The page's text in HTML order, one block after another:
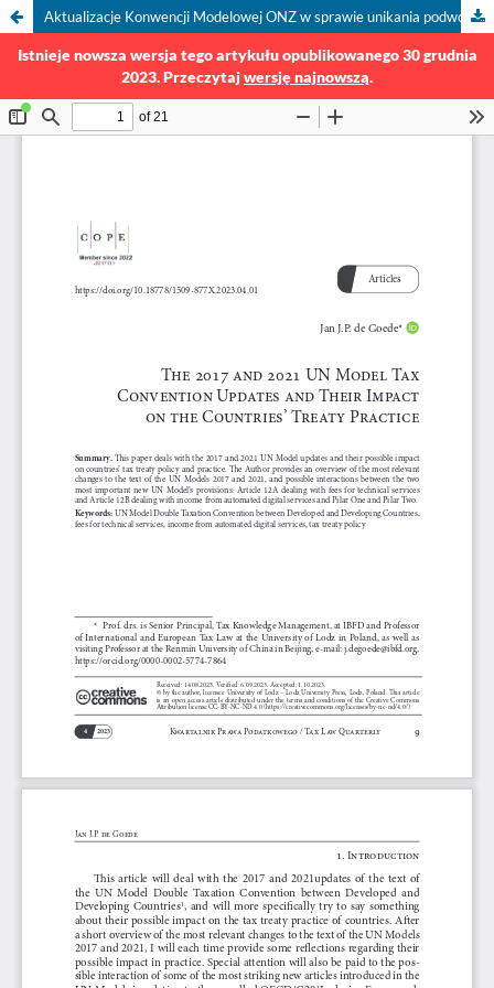
Aktualizacje Konwencji Modelowej ONZ w sprawie unikania podwójnego opodatkowania między państwami rozwiniętymi a rozwijającymi się i ich wpływ na praktykę traktatową państw
Istnieje nowsza wersja tego artykułu opublikowanego 30 grudnia
2023. Przeczytajwersję najnowszą.